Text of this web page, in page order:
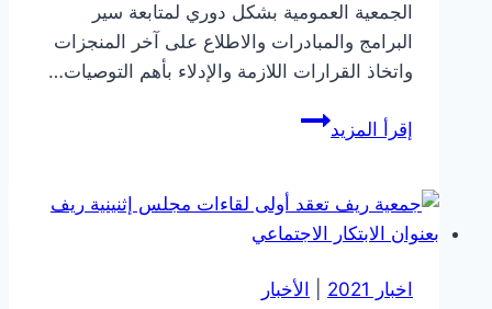
الجمعية العمومية بشكل دوري لمتابعة سير
البرامج والمبادرات والاطلاع على آخر المنجزات
واتخاذ القرارات اللازمة والإدلاء بأهم التوصيات…
إقرأ المزيدجمعية
اجتماع
الجمعية
العادية
اخبار 2021 الأخبار